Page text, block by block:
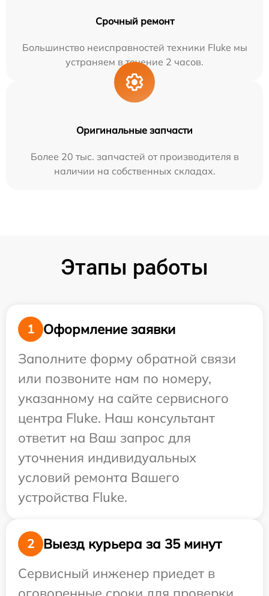
Срочный ремонт
Большинство неисправностей техники Fluke мы
устраняем в течение 2 часов.
Оригинальные запчасти
Более 20 тыс. запчастей от производителя в
наличии на собственных складах.
Этапы работы
1
Оформление заявки
Заполните форму обратной связи
или позвоните нам по номеру,
указанному на сайте сервисного
центра Fluke. Наш консультант
ответит на Ваш запрос для
уточнения индивидуальных
условий ремонта Вашего
устройства Fluke.
2
Выезд курьера за 35 минут
Сервисный инженер приедет в